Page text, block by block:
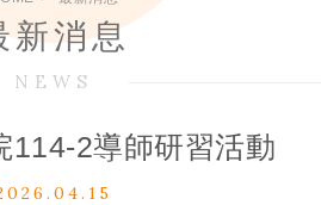
新消息
NEWS
114-2導師研習活動